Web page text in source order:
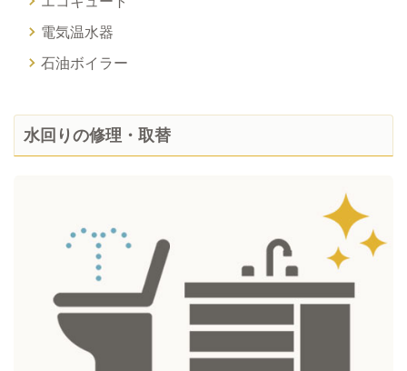
電気温水器
石油ボイラー
水回りの修理・取替